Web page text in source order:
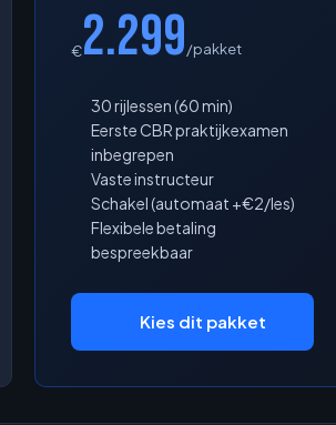
€2.299/pakket
30 rijlessen (60 min)
Eerste CBR praktijkexamen
inbegrepen
Vaste instructeur
Schakel (automaat +€2/les)
Flexibele betaling
bespreekbaar
Kies dit pakket